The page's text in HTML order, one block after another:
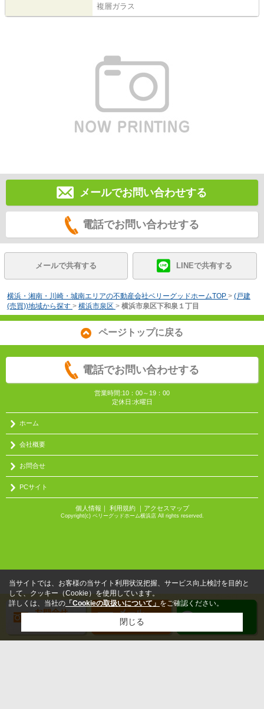
複層ガラス
メールでお問い合わせする
電話でお問い合わせする
メールで共有する LINEで共有する
横浜・湘南・川崎・城南エリアの不動産会社ベリーグッドホームTOP > (戸建
(売買))地域から探す > 横浜市泉区 > 横浜市泉区下和泉１丁目
ページトップに戻る
電話でお問い合わせする
営業時間:10：00～19：00
定休日:水曜日
ホーム
会社概要
お問合せ
PCサイト
個人情報 ｜ 利用規約｜ アクセスマップ
Copyright(c) ベリーグッドホーム横浜店 All rights reserved.
当サイトでは、お客様の当サイト利用状況把握、サービス向上検討を目的と
して、クッキー（Cookie）を使用しています。
詳しくは、当社の 「Cookieの取扱いについて」 をご確認ください。
閉じる